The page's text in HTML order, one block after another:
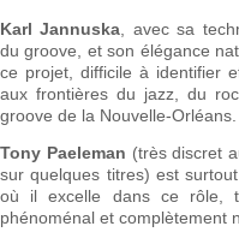
Karl Jannuska , avec sa
du groove, et son élégance
ce projet, difficile à identifier
aux frontières du jazz, du
groove de la Nouvelle-Orléans.
Tony Paeleman (très discret
sur quelques titres) est
où il excelle dans ce rôle,
phénoménal et complètement